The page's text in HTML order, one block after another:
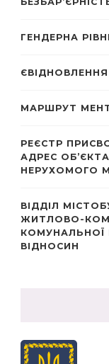
ГЕНДЕРНА
ЄВІДНОВЛЕННЯ
МАРШРУТ
РЕЄСТР
АДРЕС
НЕРУХОМОГО
ВІДДІЛ
ЖИТЛОВО-
КОМУНАЛЬНОЇ
ВІДНОСИН